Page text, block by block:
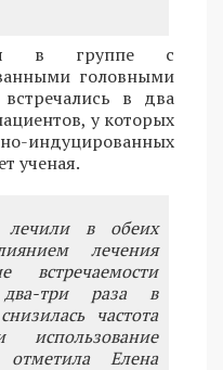
в группе с
головными
в два
у которых
индуцированных
ученая.
в обеих
лечения
встречаемости
три раза в
частота
Елена